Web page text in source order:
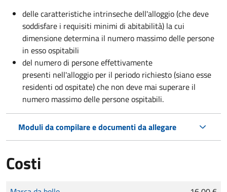
delle caratteristiche intrinseche dell'alloggio (che deve
soddisfare i requisiti minimi di abitabilità) la cui
dimensione determina il numero massimo delle persone
in esso ospitabili
del numero di persone effettivamente
presenti nell'alloggio per il periodo richiesto (siano esse
residenti od ospitate) che non deve mai superare il
numero massimo delle persone ospitabili.
Moduli da compilare e documenti da allegare
Costi
Tipo di pagamento
Importo